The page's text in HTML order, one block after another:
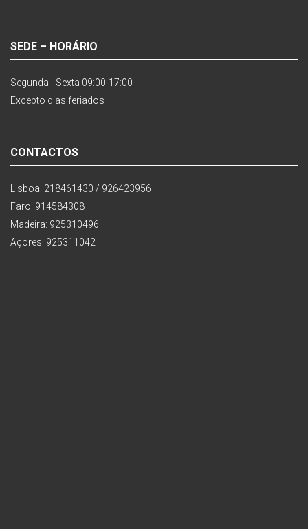
SEDE – HORÁRIO
Segunda - Sexta 09:00-17:00
Excepto dias feriados
CONTACTOS
Lisboa: 218461430 / 926423956
Faro: 914584308
Madeira: 925310496
Açores: 925311042